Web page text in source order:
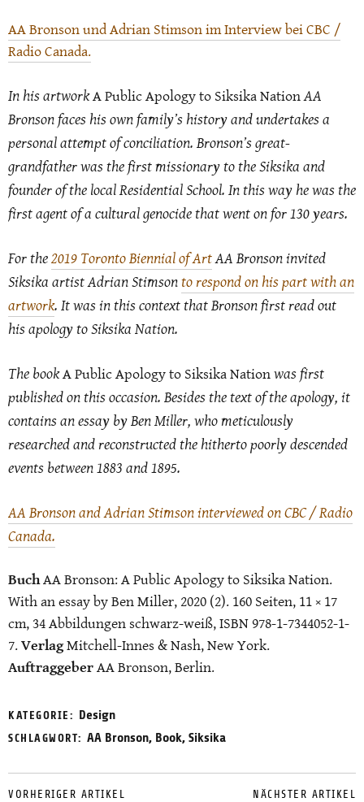
AA Bronson und Adrian Stimson im Interview bei CBC /
Radio Canada.
In his artworkA Public Apology to Siksika NationAA
Bronson faces his own family’s history and undertakes a
personal attempt of conciliation. Bronson’s great-
grandfather was the first missionary to the Siksika and
founder of the local Residential School. In this way he was the
first agent of a cultural genocide that went on for 130 years.
For the2019 Toronto Biennial of ArtAA Bronson invited
Siksika artist Adrian Stimsonto respond on his part with an
artwork. It was in this context that Bronson first read out
his apology to Siksika Nation.
The bookA Public Apology to Siksika Nationwas first
published on this occasion. Besides the text of the apology, it
contains an essay by Ben Miller, who meticulously
researched and reconstructed the hitherto poorly descended
events between 1883 and 1895.
AA Bronson and Adrian Stimson interviewed on CBC / Radio
Canada.
BuchAA Bronson: A Public Apology to Siksika Nation.
With an essay by Ben Miller, 2020 (2). 160 Seiten, 11 × 17
cm, 34 Abbildungen schwarz-weiß, ISBN 978-1-7344052-1-
7.VerlagMitchell-Innes & Nash, New York.
AuftraggeberAA Bronson, Berlin.
KATEGORIE: Design
SCHLAGWORT: AA Bronson, Book, Siksika
VORHERIGER ARTIKEL NÄCHSTER ARTIKEL